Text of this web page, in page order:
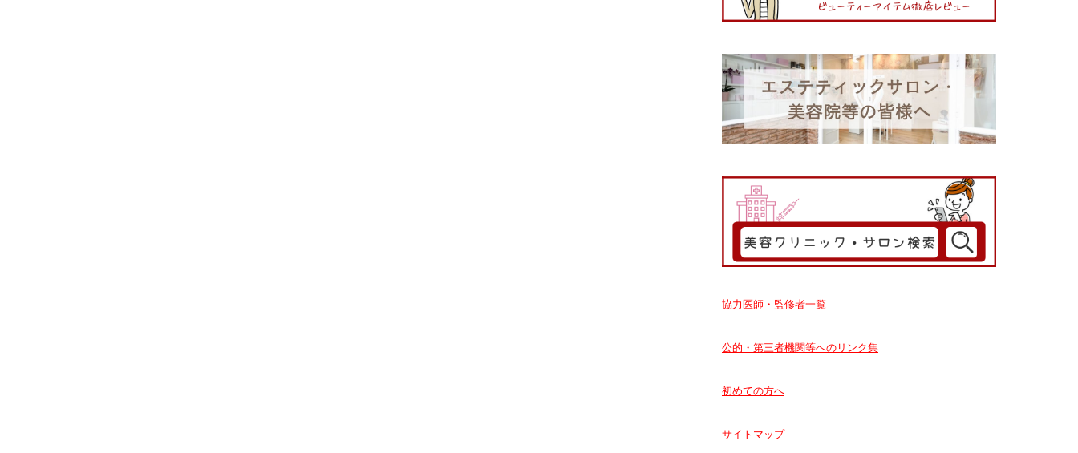
協力医師・監修者一覧
公的・第三者機関等へのリンク集
初めての方へ
サイトマップ